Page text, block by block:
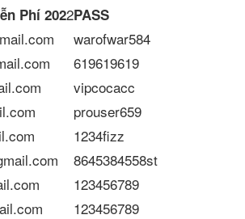
Phí 2022PASS
warofwar584
619619619
vipcocacc
prouser659
1234fizz
8645384558st
123456789
123456789